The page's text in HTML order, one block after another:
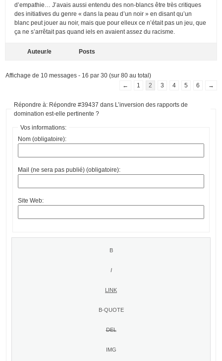
d’empathie… J’avais aussi entendu des non-blancs être très critiques
des initiatives du genre « dans la peau d’un noir » en disant qu’un
blanc peut jouer au noir, mais que pour elleux ce n’était pas un jeu, que
ça ne s’arrêtait pas quand iels en avaient assez du racisme.
Auteur/e Posts
Affichage de 10 messages - 16 par 30 (sur 80 au total)
←
1 2 3 4 5 6 →
Répondre à: Répondre #39437 dans L’inversion des rapports de
domination est-elle pertinente ?
Vos informations:
Nom (obligatoire):
Mail (ne sera pas publié) (obligatoire):
Site Web: